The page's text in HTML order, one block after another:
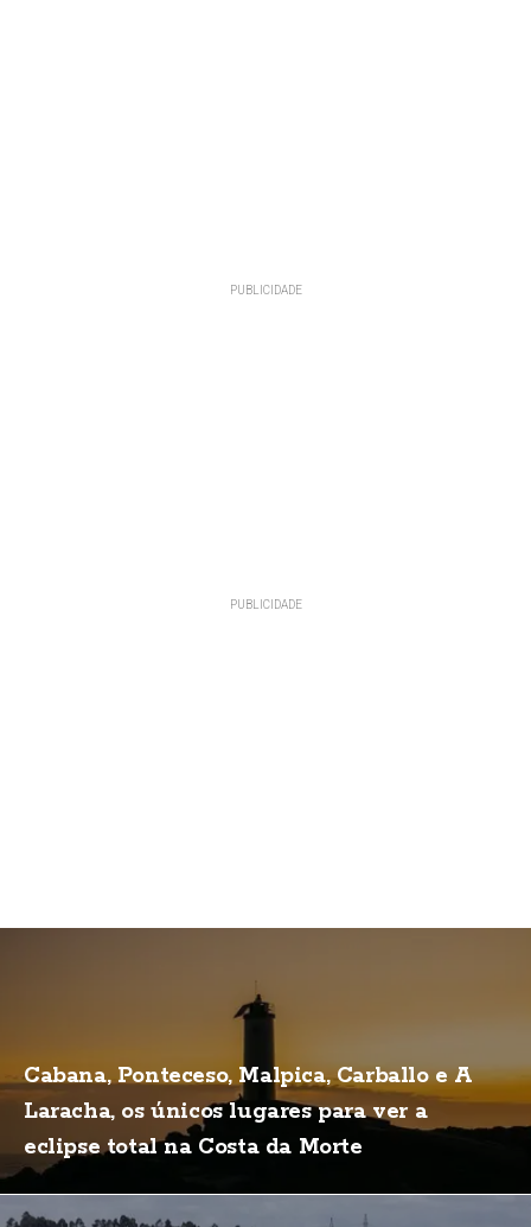
Cabana, Ponteceso, Malpica, Carballo e A
Laracha, os únicos lugares para ver a
eclipse total na Costa da Morte